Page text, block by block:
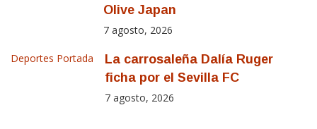
Olive Japan
7 agosto, 2026
Deportes Portada
La carrosaleña Dalía Ruger
ficha por el Sevilla FC
7 agosto, 2026